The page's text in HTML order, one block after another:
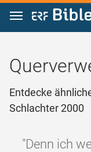
Zum Inhalt springen
Entdecke
Schlachter 2000
"Denn ich